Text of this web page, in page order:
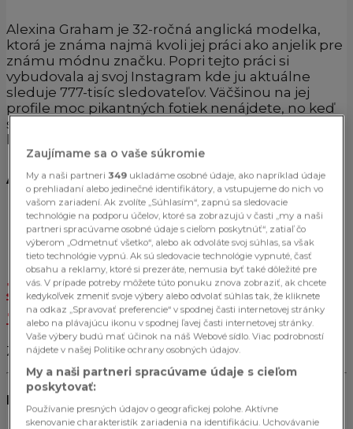
Alexina Graham je 32-ročná anglická modelka,
ktorá je známa najmä kvoli jej práci ako anjelik pre
známu módnu značku. Popri tejto práci si
vybudovala aj svoj Instagram kde ju aktuálne
sleduje 777-tisíc sledovateľov. Väčšinou na jej
profile moc pikantných fotiek nenájdete, no keď
sa tak stane stojí to za to. Jednu z nich nájdeš na
Alexina Graham
Jej HOT fotografiu nájdeš > TU
<
Zdroj: instagram/alexinagraham
Najsledovanejšie články
Zaujímame sa o vaše súkromie
My a naši partneri 349 ukladáme osobné údaje, ako napríklad údaje
o prehliadaní alebo jedinečné identifikátory, a vstupujeme do nich vo
vašom zariadení. Ak zvolíte „Súhlasím“, zapnú sa sledovacie
technológie na podporu účelov, ktoré sa zobrazujú v časti „my a naši
partneri spracúvame osobné údaje s cieľom poskytnúť“, zatiaľ čo
výberom „Odmetnuť všetko“, alebo ak odvoláte svoj súhlas, sa však
tieto technológie vypnú. Ak sú sledovacie technológie vypnuté, časť
obsahu a reklamy, ktoré si prezeráte, nemusia byť také dôležité pre
vás. V prípade potreby môžete túto ponuku znova zobraziť, ak chcete
kedykoľvek zmeniť svoje výbery alebo odvolať súhlas tak, že kliknete
na odkaz „Spravovať preferencie“ v spodnej časti internetovej stránky
alebo na plávajúcu ikonu v spodnej ľavej časti internetovej stránky.
Vaše výbery budú mať účinok na náš Webové sídlo. Viac podrobností
nájdete v našej Politike ochrany osobných údajov.
My a naši partneri spracúvame údaje s cieľom
poskytovať:
Používanie presných údajov o geografickej polohe. Aktívne
skenovanie charakteristík zariadenia na identifikáciu. Uchovávanie